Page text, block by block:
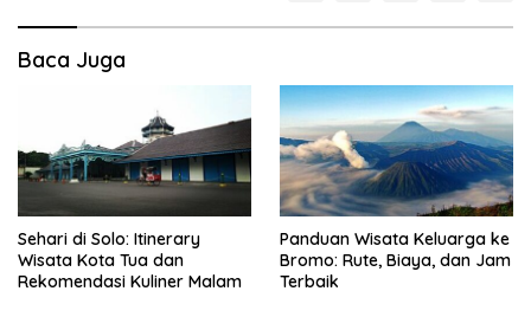
Baca Juga
Sehari di Solo: Itinerary
Wisata Kota Tua dan
Rekomendasi Kuliner Malam
Panduan Wisata Keluarga ke
Bromo: Rute, Biaya, dan Jam
Terbaik